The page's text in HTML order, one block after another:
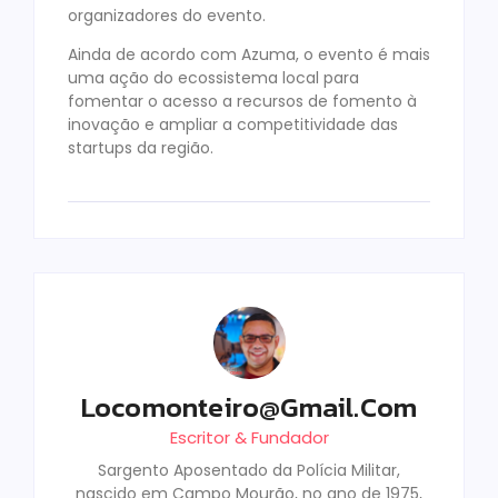
organizadores do evento.
Ainda de acordo com Azuma, o evento é mais
uma ação do ecossistema local para
fomentar o acesso a recursos de fomento à
inovação e ampliar a competitividade das
startups da região.
Locomonteiro@gmail.com
Escritor & Fundador
Sargento Aposentado da Polícia Militar,
nascido em Campo Mourão, no ano de 1975,